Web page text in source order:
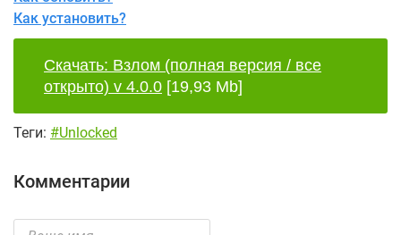
Как установить?
Скачать: Взлом (полная версия / все
открыто) v 4.0.0 [19,93 Mb]
Теги: #Unlocked
Комментарии